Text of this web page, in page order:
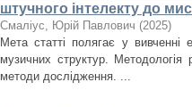
штучного інтелекту до
Смаліус, Юрій Павлович (2025)
Мета статті полягає у вивченні
музичних структур. Методологія
методи дослідження. ...